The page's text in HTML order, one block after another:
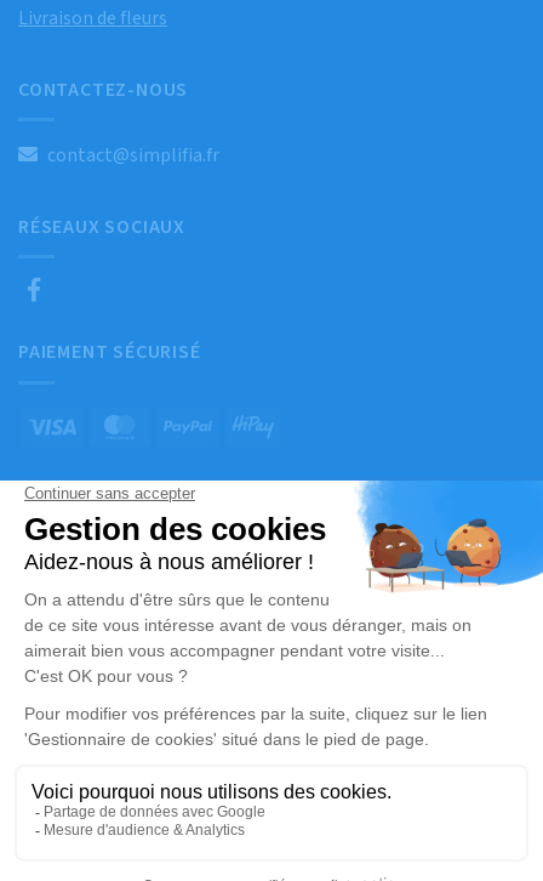
Livraison de fleurs
CONTACTEZ-NOUS
contact@simplifia.fr
RÉSEAUX SOCIAUX
PAIEMENT SÉCURISÉ
© Simplifia - Tous droits réservés - CGU-